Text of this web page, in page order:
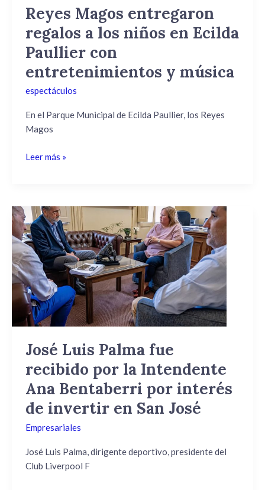
Reyes Magos entregaron
regalos a los niños en Ecilda
Paullier con
entretenimientos y música
espectáculos
En el Parque Municipal de Ecilda Paullier, los Reyes
Magos
con
entretenimientos
y
música
Leer más »
José Luis Palma fue
recibido por la Intendente
Ana Bentaberri por interés
de invertir en San José
Empresariales
José Luis Palma, dirigente deportivo, presidente del
Club Liverpool F
José
Luis
Palma
fue
recibido
por
la
Intendente
Ana
Bentaberri
por
interés
de
invertir
en
San